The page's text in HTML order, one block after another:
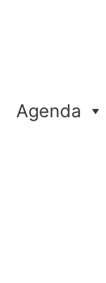
Agenda